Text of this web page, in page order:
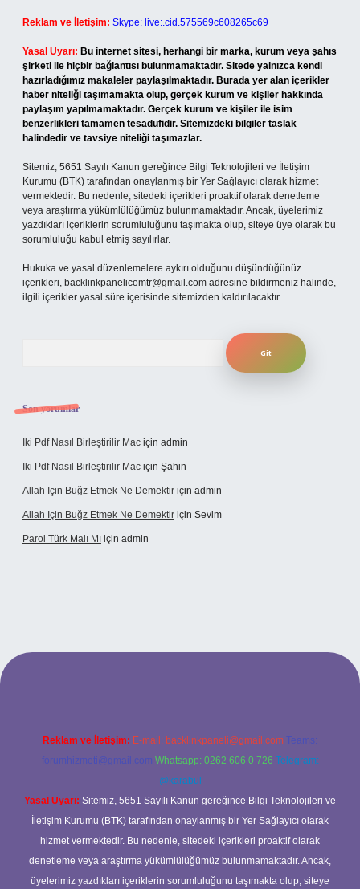
Reklam ve İletişim: Skype: live:.cid.575569c608265c69
Yasal Uyarı: Bu internet sitesi, herhangi bir marka, kurum veya şahıs
şirketi ile hiçbir bağlantısı bulunmamaktadır. Sitede yalnızca kendi
hazırladığımız makaleler paylaşılmaktadır. Burada yer alan içerikler
haber niteliği taşımamakta olup, gerçek kurum ve kişiler hakkında
paylaşım yapılmamaktadır. Gerçek kurum ve kişiler ile isim
benzerlikleri tamamen tesadüfidir. Sitemizdeki bilgiler taslak
halindedir ve tavsiye niteliği taşımazlar.
Sitemiz, 5651 Sayılı Kanun gereğince Bilgi Teknolojileri ve İletişim
Kurumu (BTK) tarafından onaylanmış bir Yer Sağlayıcı olarak hizmet
vermektedir. Bu nedenle, sitedeki içerikleri proaktif olarak denetleme
veya araştırma yükümlülüğümüz bulunmamaktadır. Ancak, üyelerimiz
yazdıkları içeriklerin sorumluluğunu taşımakta olup, siteye üye olarak bu
sorumluluğu kabul etmiş sayılırlar.
Hukuka ve yasal düzenlemelere aykırı olduğunu düşündüğünüz
içerikleri, backlinkpanelicomtr@gmail.com adresine bildirmeniz halinde,
ilgili içerikler yasal süre içerisinde sitemizden kaldırılacaktır.
Son yorumlar
Iki Pdf Nasıl Birleştirilir Mac için admin
Iki Pdf Nasıl Birleştirilir Mac için Şahin
Allah Için Buğz Etmek Ne Demektir için admin
Allah Için Buğz Etmek Ne Demektir için Sevim
Parol Türk Malı Mı için admin
Reklam ve İletişim: E-mail: backlinkpaneli@gmail.com Teams:
forumhizmeti@gmail.com Whatsapp: 0262 606 0 726 Telegram:
@karabul
Yasal Uyarı: Sitemiz, 5651 Sayılı Kanun gereğince Bilgi Teknolojileri ve
İletişim Kurumu (BTK) tarafından onaylanmış bir Yer Sağlayıcı olarak
hizmet vermektedir. Bu nedenle, sitedeki içerikleri proaktif olarak
denetleme veya araştırma yükümlülüğümüz bulunmamaktadır. Ancak,
üyelerimiz yazdıkları içeriklerin sorumluluğunu taşımakta olup, siteye